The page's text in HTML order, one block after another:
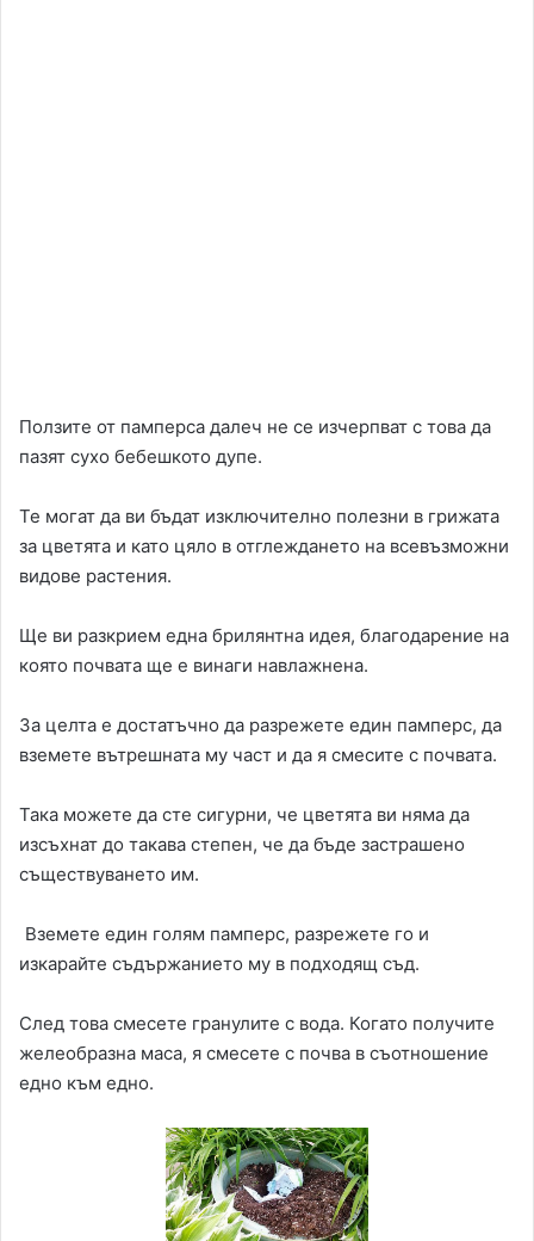
Ползите от памперса далеч не се изчерпват с това да
пазят сухо бебешкото дупе.
Те могат да ви бъдат изключително полезни в грижата
за цветята и като цяло в отглеждането на всевъзможни
видове растения.
Ще ви разкрием една брилянтна идея, благодарение на
която почвата ще е винаги навлажнена.
За целта е достатъчно да разрежете един памперс, да
вземете вътрешната му част и да я смесите с почвата.
Така можете да сте сигурни, че цветята ви няма да
изсъхнат до такава степен, че да бъде застрашено
съществуването им.
Вземете един голям памперс, разрежете го и
изкарайте съдържанието му в подходящ съд.
След това смесете гранулите с вода. Когато получите
желеобразна маса, я смесете с почва в съотношение
едно към едно.